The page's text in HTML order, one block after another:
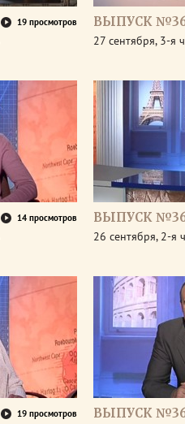
19 просмотров ВЫПУСК
27 сентября, 3-я
14 просмотров ВЫПУСК
26 сентября, 2-я
19 просмотров ВЫПУСК